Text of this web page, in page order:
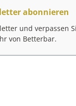
abonnieren
und verpassen
von Betterbar.